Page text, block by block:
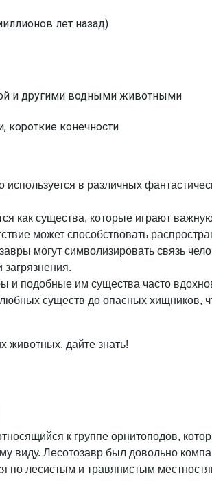
лет назад)
и другими водными животными
короткие конечности
в различных
как существа, которые играют
может способствовать
могут символизировать связь
и подобные им существа часто
существ до опасных хищников,
животных, дайте знать!
к группе орнитоподов,
Лесотозавр был довольно
по лесистым и травянистым